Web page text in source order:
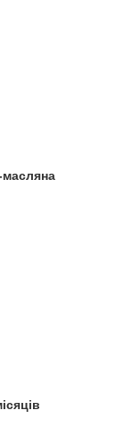
масляна